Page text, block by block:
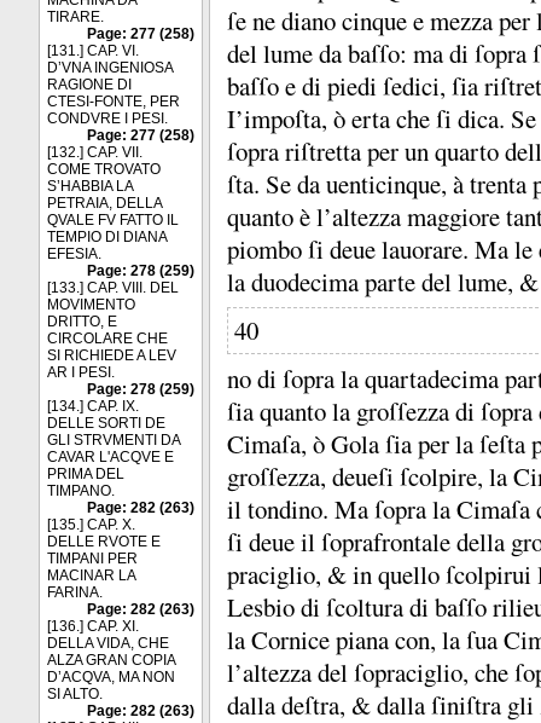
TIRARE.
Page: 277 (258)
[131.] CAP. VI.
D’VNA INGENIOSA
RAGIONE DI
CTESI-FONTE, PER
CONDVRE I PESI.
Page: 277 (258)
[132.] CAP. VII.
COME TROVATO
S’HABBIA LA
PETRAIA, DELLA
QVALE FV FATTO IL
TEMPIO DI DIANA
EFESIA.
Page: 278 (259)
[133.] CAP. VIII. DEL
MOVIMENTO
DRITTO, E
CIRCOLARE CHE
SI RICHIEDE A LEV
AR I PESI.
Page: 278 (259)
[134.] CAP. IX.
DELLE SORTI DE
GLI STRVMENTI DA
CAVAR L'ACQVE E
PRIMA DEL
TIMPANO.
Page: 282 (263)
[135.] CAP. X.
DELLE RVOTE E
TIMPANI PER
MACINAR LA
FARINA.
Page: 282 (263)
[136.] CAP. XI.
DELLA VIDA, CHE
ALZA GRAN COPIA
D’ACQVA, MA NON
SI ALTO.
Page: 282 (263)
ſe ne diano cinque e mezza
del lume da baſſo: ma di ſopra
baſſo e di piedi ſedici, ſia
I’impoſta, ò erta che ſi dica.
ſopra riſtretta per un quarto
ſta. Se da uenticinque, à
quanto è l’altezza maggiore
piombo ſi deue lauorare. Ma le
la duodecima parte del lume,
40
no di ſopra la quartadecima
ſia quanto la groſſezza di
Cimaſa, ò Gola ſia per la
groſſezza, deueſi ſcolpire, la
il tondino. Ma ſopra la Cimaſa
ſi deue il ſoprafrontale della
praciglio, &in quello
Lesbio di ſcoltura di baſſo
la Cornice piana con, la ſua
l’altezza del ſopraciglio, che
dalla deſtra, &dalla ſiniſtra gli